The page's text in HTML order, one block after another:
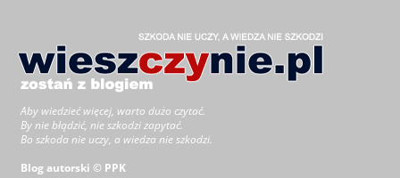
Aby wiedzieć więcej, warto dużo czytać.
By nie błądzić, nie szkodzi zapytać.
Bo szkoda nie uczy, a wiedza nie szkodzi.
Blog autorski © PPK